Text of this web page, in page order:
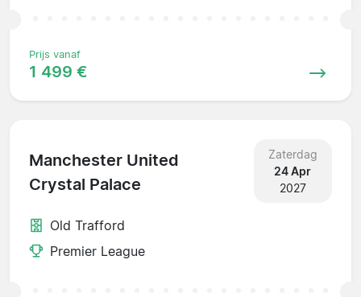
Prijs vanaf
1 499 €
Manchester United
Crystal Palace
Zaterdag
24 Apr
2027
Old Trafford
Premier League